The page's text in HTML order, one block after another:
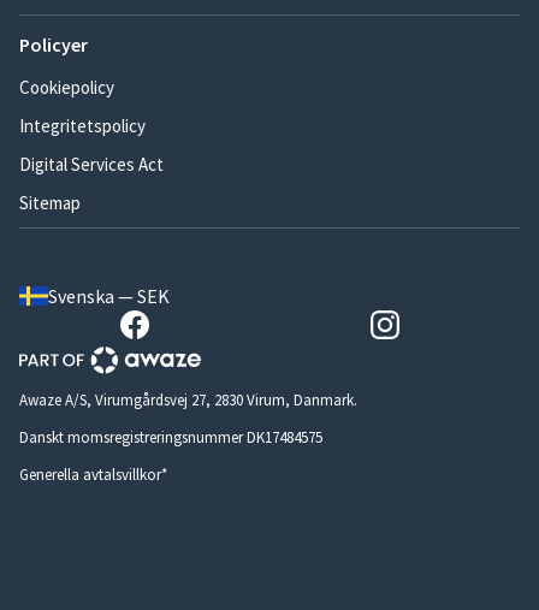
Policyer
Cookiepolicy
Integritetspolicy
Digital Services Act
Sitemap
Svenska — SEK
Awaze A/S, Virumgårdsvej 27, 2830 Virum, Danmark.
Danskt momsregistreringsnummer DK17484575
Generella avtalsvillkor*